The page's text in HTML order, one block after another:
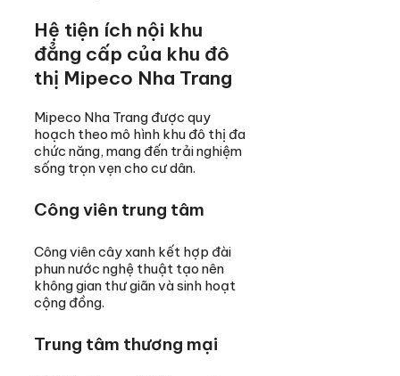
Hệ tiện ích nội khu
đẳng cấp của khu đô
thị Mipeco Nha Trang
Mipeco Nha Trang được quy
hoạch theo mô hình khu đô thị đa
chức năng, mang đến trải nghiệm
sống trọn vẹn cho cư dân.
Công viên trung tâm
Công viên cây xanh kết hợp đài
phun nước nghệ thuật tạo nên
không gian thư giãn và sinh hoạt
cộng đồng.
Trung tâm thương mại